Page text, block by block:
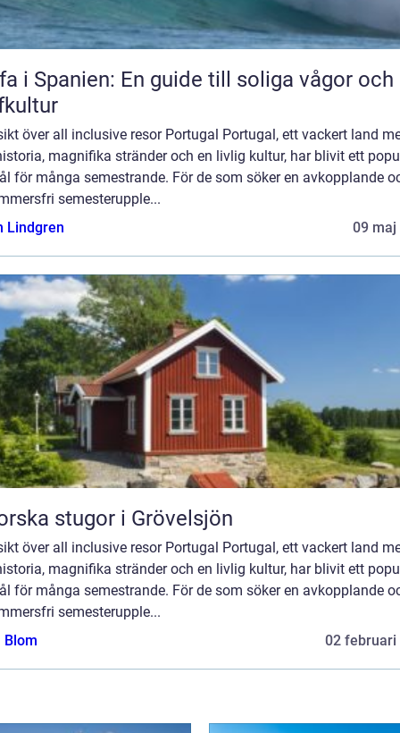
i Spanien: En guide till soliga vågor och
över all inclusive resor Portugal Portugal, ett vackert land
magnifika stränder och en livlig kultur, har blivit ett
för många semestrande. För de som söker en avkopplande
semesterupple...
Lindgren
09 maj
stugor i Grövelsjön
över all inclusive resor Portugal Portugal, ett vackert land
magnifika stränder och en livlig kultur, har blivit ett
för många semestrande. För de som söker en avkopplande
semesterupple...
Blom
02 februari